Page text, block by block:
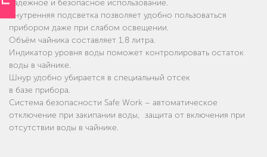
надежное и безопасное использование.
Внутренняя подсветка позволяет удобно пользоваться
прибором даже при слабом освещении.
Объём чайника составляет 1,8 литра.
Индикатор уровня воды поможет контролировать остаток
воды в чайнике.
Шнур удобно убирается в специальный отсек
в базе прибора.
Система безопасности Safe Work – автоматическое
отключение при закипании воды, защита от включения при
отсутствии воды в чайнике.